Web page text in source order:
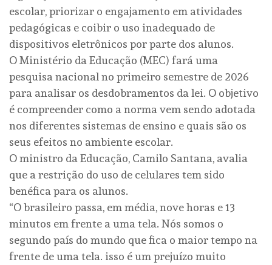
escolar, priorizar o engajamento em atividades
pedagógicas e coibir o uso inadequado de
dispositivos eletrônicos por parte dos alunos.
O Ministério da Educação (MEC) fará uma
pesquisa nacional no primeiro semestre de 2026
para analisar os desdobramentos da lei. O objetivo
é compreender como a norma vem sendo adotada
nos diferentes sistemas de ensino e quais são os
seus efeitos no ambiente escolar.
O ministro da Educação, Camilo Santana, avalia
que a restrição do uso de celulares tem sido
benéfica para os alunos.
“O brasileiro passa, em média, nove horas e 13
minutos em frente a uma tela. Nós somos o
segundo país do mundo que fica o maior tempo na
frente de uma tela. isso é um prejuízo muito